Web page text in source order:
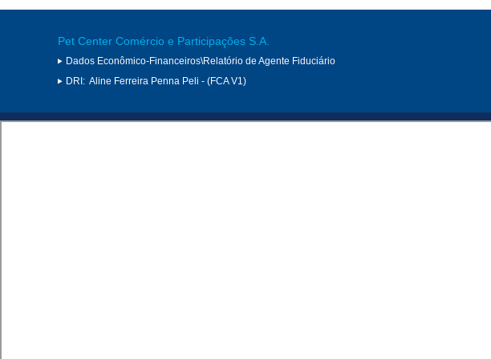
Pet Center Comércio e Participações S.A.
Dados Econômico-Financeiros\Relatório de Agente Fiduciário
DRI: Aline Ferreira Penna Peli - (FCA V1)